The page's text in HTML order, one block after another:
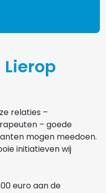
relaties –
– goede
mogen meedoen.
initiatieven wij
euro aan de